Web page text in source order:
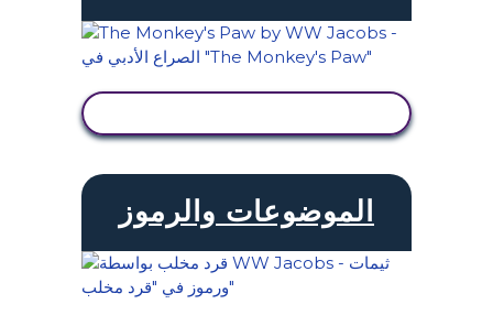
الموضوعات والرموز